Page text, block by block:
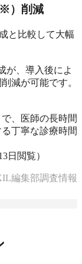
※）削減
と比較して大幅
が、導入後によ
減が可能です。
、医師の長時間
丁寧な診療時間
日閲覧）
編集部調査情報